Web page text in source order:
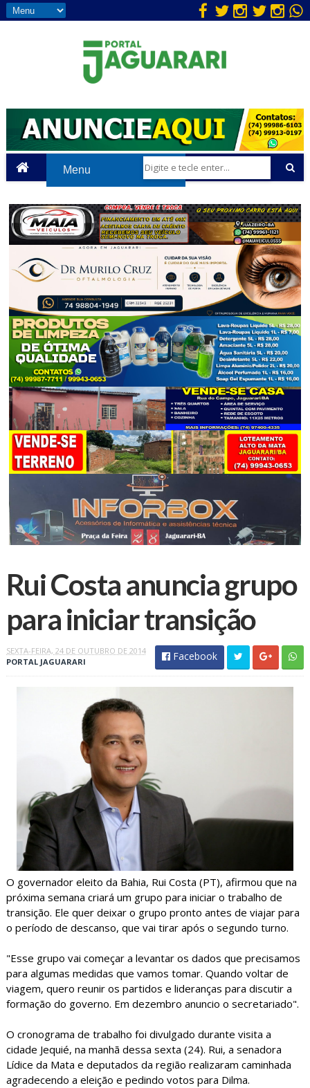
Rui Costa anuncia grupo
para iniciar transição‏
SEXTA-FEIRA, 24 DE OUTUBRO DE 2014
PORTAL JAGUARARI
Facebook
O governador eleito da Bahia, Rui Costa (PT), afirmou que na
próxima semana criará um grupo para iniciar o trabalho de
transição. Ele quer deixar o grupo pronto antes de viajar para
o período de descanso, que vai tirar após o segundo turno.
"Esse grupo vai começar a levantar os dados que precisamos
para algumas medidas que vamos tomar. Quando voltar de
viagem, quero reunir os partidos e lideranças para discutir a
formação do governo. Em dezembro anuncio o secretariado".
O cronograma de trabalho foi divulgado durante visita a
cidade Jequié, na manhã dessa sexta (24). Rui, a senadora
Lídice da Mata e deputados da região realizaram caminhada
agradecendo a eleição e pedindo votos para Dilma.